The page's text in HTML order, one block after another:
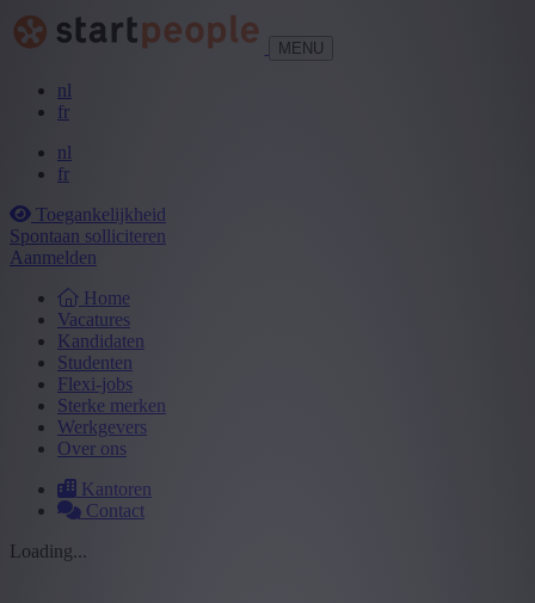
MENU
nl
fr
nl
fr
Toegankelijkheid
Spontaan solliciteren
Aanmelden
Home
Vacatures
Kandidaten
Studenten
Flexi-jobs
Sterke merken
Werkgevers
Over ons
Kantoren
Contact
Loading...